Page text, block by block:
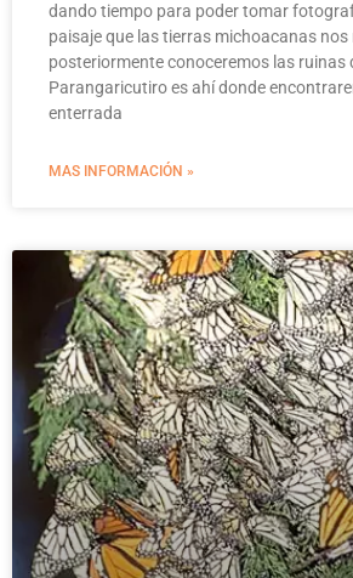
dando tiempo para poder tomar
paisaje que las tierras michoacanas nos
posteriormente conoceremos las ruinas
Parangaricutiro es ahí donde
enterrada
MAS INFORMACIÓN »